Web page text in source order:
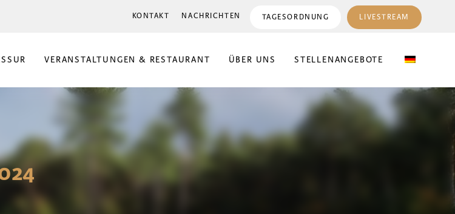
KONTAKT NACHRICHTEN TAGESORDNUNG LIVESTREAM
VERANSTALTUNGEN & RESTAURANT ÜBER UNS STELLENANGEBOTE